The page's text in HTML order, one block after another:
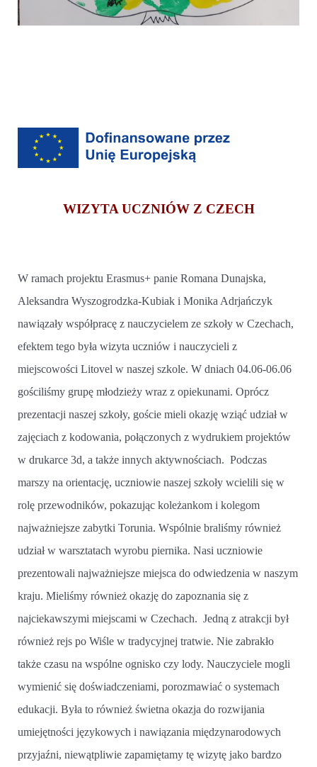
WIZYTA UCZNIÓW Z CZECH
W ramach projektu Erasmus+ panie Romana Dunajska,
Aleksandra Wyszogrodzka-Kubiak i Monika Adrjańczyk
nawiązały współpracę z nauczycielem ze szkoły w Czechach,
efektem tego była wizyta uczniów i nauczycieli z
miejscowości Litovel w naszej szkole. W dniach 04.06-06.06
gościliśmy grupę młodzieży wraz z opiekunami. Oprócz
prezentacji naszej szkoły, goście mieli okazję wziąć udział w
zajęciach z kodowania, połączonych z wydrukiem projektów
w drukarce 3d, a także innych aktywnościach. Podczas
marszy na orientację, uczniowie naszej szkoły wcielili się w
rolę przewodników, pokazując koleżankom i kolegom
najważniejsze zabytki Torunia. Wspólnie braliśmy również
udział w warsztatach wyrobu piernika. Nasi uczniowie
prezentowali najważniejsze miejsca do odwiedzenia w naszym
kraju. Mieliśmy również okazję do zapoznania się z
najciekawszymi miejscami w Czechach. Jedną z atrakcji był
również rejs po Wiśle w tradycyjnej tratwie. Nie zabrakło
także czasu na wspólne ognisko czy lody. Nauczyciele mogli
wymienić się doświadczeniami, porozmawiać o systemach
edukacji. Była to również świetna okazja do rozwijania
umiejętności językowych i nawiązania międzynarodowych
przyjaźni, niewątpliwie zapamiętamy tę wizytę jako bardzo